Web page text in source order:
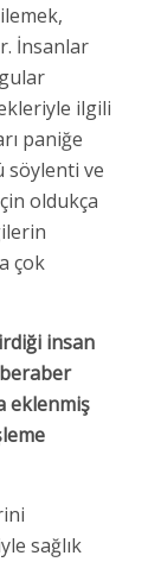
İnsanlar
ilgili
paniğe
söylenti ve
oldukça
çok
insan
eklenmiş
sağlık